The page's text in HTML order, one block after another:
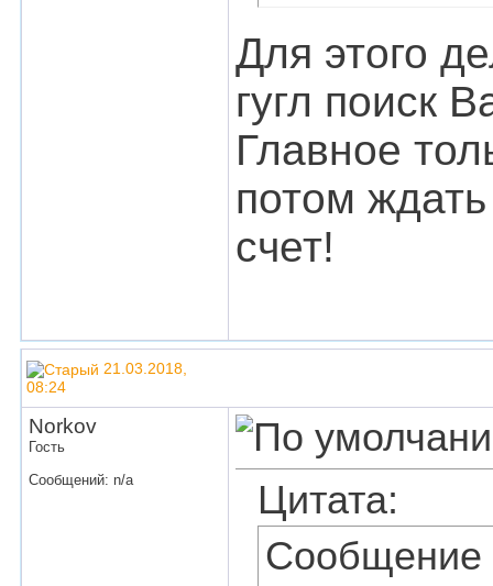
Для этого
гугл поиск
Главное
потом
счет!
21.03.2018,
08:24
Norkov
Гость
Сообщений: n/a
Цитата:
Сообщение